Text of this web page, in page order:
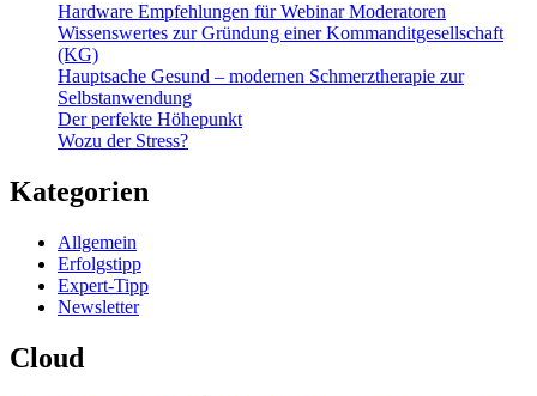
Hardware Empfehlungen für Webinar Moderatoren
Wissenswertes zur Gründung einer Kommanditgesellschaft
(KG)
Hauptsache Gesund – modernen Schmerztherapie zur
Selbstanwendung
Der perfekte Höhepunkt
Wozu der Stress?
Kategorien
Allgemein
Erfolgstipp
Expert-Tipp
Newsletter
Cloud